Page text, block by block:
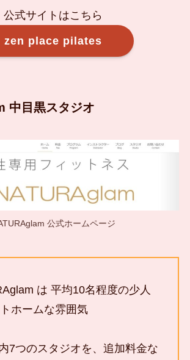
公式サイトはこちら
zen place pilates
中目黒スタジオ
公式ホームページ
は 平均10名程度の少人
ホームな雰囲気
つのスタジオを、追加料金な